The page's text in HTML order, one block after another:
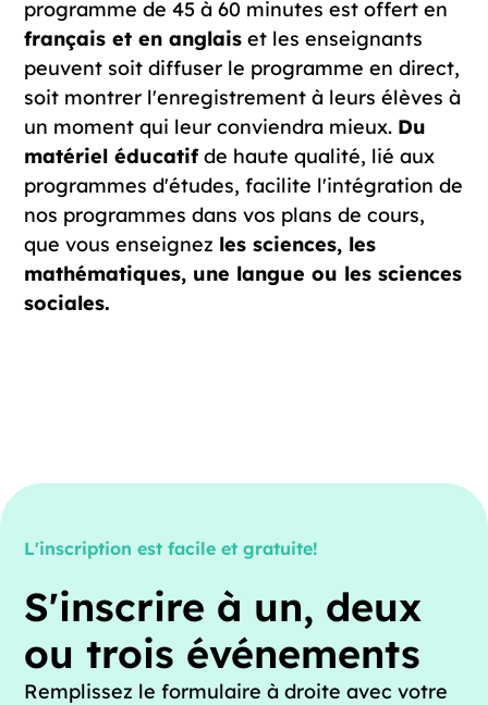
programme de 45 à 60 minutes est offert en
français et en anglais et les enseignants
peuvent soit diffuser le programme en direct,
soit montrer l'enregistrement à leurs élèves à
un moment qui leur conviendra mieux. Du
matériel éducatifde haute qualité, lié aux
programmes d'études, facilite l'intégration de
nos programmes dans vos plans de cours,
que vous enseignez les sciences, les
mathématiques, une langue ou les sciences
sociales.
L'inscription est facile et gratuite!
S'inscrire à un, deux
ou trois événements
Remplissez le formulaire à droite avec votre